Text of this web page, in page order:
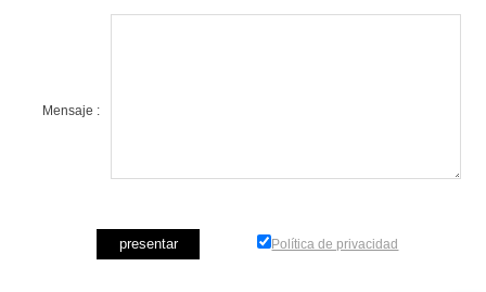
Mensaje :
Política de privacidad